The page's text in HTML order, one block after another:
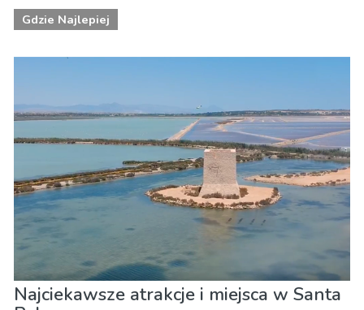
Gdzie Najlepiej
Najciekawsze atrakcje i miejsca w Santa